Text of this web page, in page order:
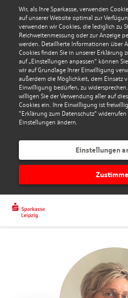
Wir, als Ihre Sparkasse, verwenden
auf unserer Website optimal zur
verwenden wir Cookies, die lediglich zu
Reichweitenmessung oder zur Anzeige
werden. Detaillierte Informationen über
Cookies finden Sie in unserer Erklärung
auf „Einstellungen anpassen“ können
wir auf Grundlage Ihrer Einwilligung
außerdem die Möglichkeit, dem Einsatz
Einwilligung bedürfen, zu
willigen Sie der Verwendung aller auf
Cookies ein. Ihre Einwilligung ist
"Erklärung zum Datenschutz"
Einstellungen ändern.
Einstellungen